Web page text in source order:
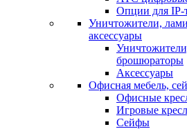
Опции для IP-
Уничтожители,
аксессуары
брошюраторы
Аксессуары
Офисная мебель,
Офисные
Игровые
Сейфы